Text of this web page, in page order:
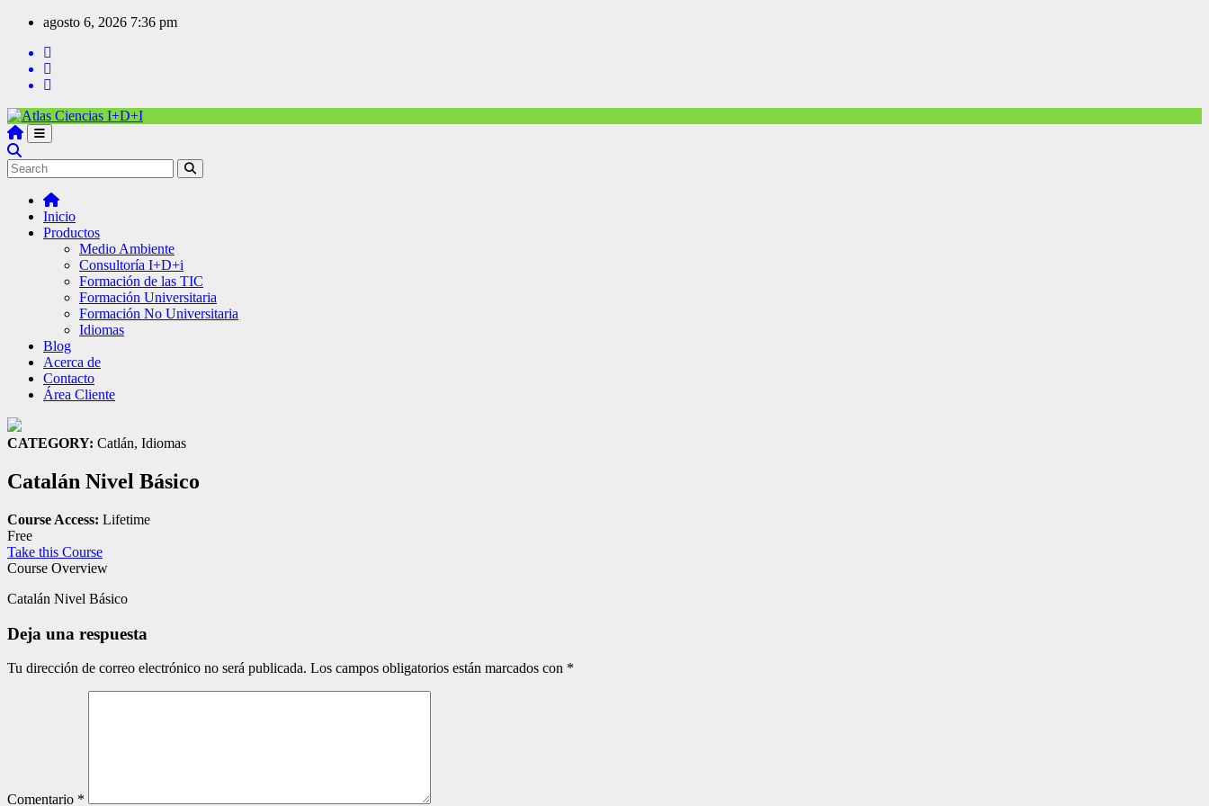
agosto 6, 2026 7:36 pm
Inicio
Productos
Medio Ambiente
Consultoría I+D+i
Formación de las TIC
Formación Universitaria
Formación No Universitaria
Idiomas
Blog
Acerca de
Contacto
Área Cliente
CATEGORY: Catlán, Idiomas
Catalán Nivel Básico
Course Access: Lifetime
Free
Take this Course
Course Overview
Catalán Nivel Básico
Deja una respuesta
Tu dirección de correo electrónico no será publicada. Los campos obligatorios están marcados con *
Comentario *